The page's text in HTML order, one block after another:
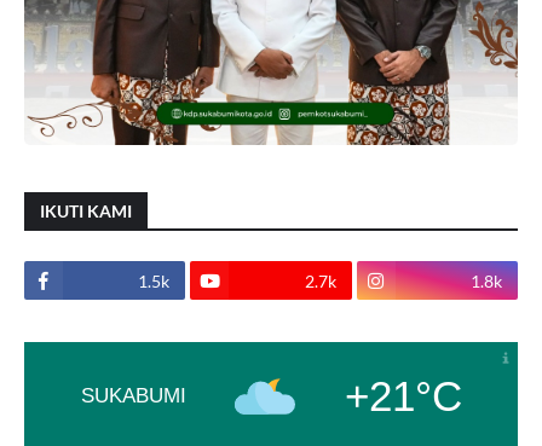
IKUTI KAMI
1.5k 2.7k 1.8k
SUKABUMI +21°C